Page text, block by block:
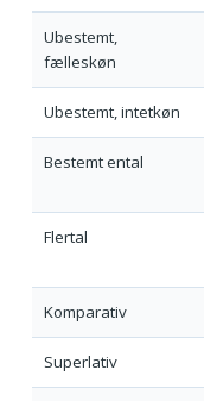
Ubestemt,
fælleskøn
Ubestemt, intetkøn
Bestemt ental
Flertal
Komparativ
Superlativ